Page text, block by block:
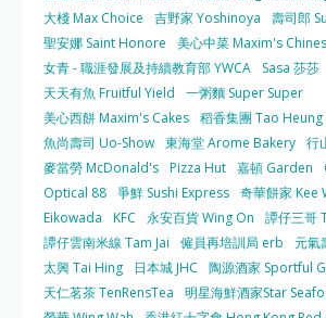
大棧 Max Choice
吉野家 Yoshinoya
壽司郎
聖安娜 Saint Honore
美心中菜 Maxim's
女青 - 職涯發展及持續教育部 YWCA
Sasa 莎莎
天天有魚 Fruitful Yield
一粥麵 Super Super
美心西餅 Maxim's Cakes 稻香集團 Tao Heung
魚尚壽司 Uo-Show 東海堂 Arome Bakery 行
麥當勞 McDonald's Pizza Hut 嘉頓 Garden
Optical 88 爭鮮 Sushi Express 奇華餅家 Kee
Eikowada
KFC 永安百貨 Wing On
譚仔三哥
譚仔雲南米線 Tam Jai
僱員再培訓局 erb
元氣
太興 Tai Hing
日本城 JHC
陶源酒家 Sportful
天仁茗茶 TenRensTea
明星海鮮酒家Star